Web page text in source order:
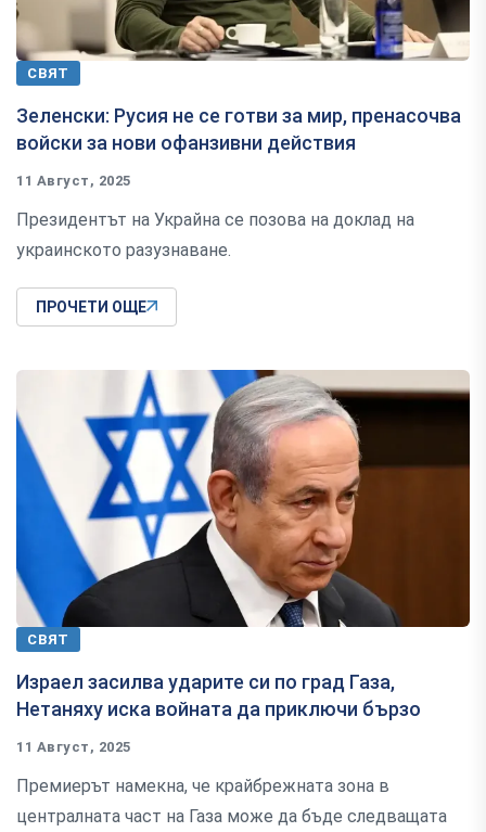
СВЯТ
Зеленски: Русия не се готви за мир, пренасочва
войски за нови офанзивни действия
11 Август, 2025
Президентът на Украйна се позова на доклад на
украинското разузнаване.
ПРОЧЕТИ ОЩЕ
СВЯТ
Израел засилва ударите си по град Газа,
Нетаняху иска войната да приключи бързо
11 Август, 2025
Премиерът намекна, че крайбрежната зона в
централната част на Газа може да бъде следващата